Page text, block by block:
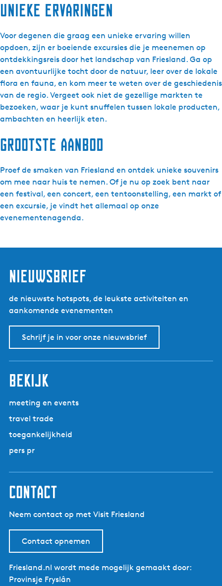
Unieke ervaringen
Voor degenen die graag een unieke ervaring willen
opdoen, zijn er boeiende excursies die je meenemen op
ontdekkingsreis door het landschap van Friesland. Ga op
een avontuurlijke tocht door de natuur, leer over de lokale
flora en fauna, en kom meer te weten over de geschiedenis
van de regio. Vergeet ook niet de gezellige markten te
bezoeken, waar je kunt snuffelen tussen lokale producten,
ambachten en heerlijk eten.
Grootste aanbod
Proef de smaken van Friesland en ontdek unieke souvenirs
om mee naar huis te nemen. Of je nu op zoek bent naar
een festival, een concert, een tentoonstelling, een markt of
een excursie, je vindt het allemaal op onze
evenementenagenda.
nieuwsbrief
de nieuwste hotspots, de leukste activiteiten en
aankomende evenementen
Schrijf je in voor onze nieuwsbrief
bekijk
meeting en events
travel trade
toegankelijkheid
pers pr
contact
Neem contact op met Visit Friesland
Contact opnemen
Friesland.nl wordt mede mogelijk gemaakt door:
Provinsje Fryslân